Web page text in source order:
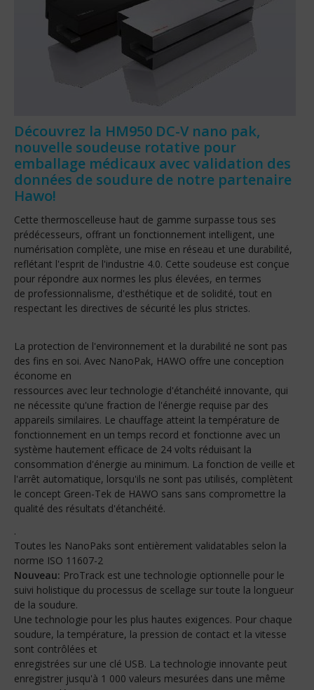
Découvrez la HM950 DC-V nano pak,
nouvelle soudeuse rotative pour
emballage médicaux avec validation des
données de soudure de notre partenaire
Hawo!
Cette thermoscelleuse haut de gamme surpasse tous ses
prédécesseurs, offrant un fonctionnement intelligent, une
numérisation complète, une mise en réseau et une durabilité,
reflétant l'esprit de l'industrie 4.0. Cette soudeuse est conçue
pour répondre aux normes les plus élevées, en termes
de professionnalisme, d'esthétique et de solidité, tout en
respectant les directives de sécurité les plus strictes.
La protection de l'environnement et la durabilité ne sont pas
des fins en soi. Avec NanoPak, HAWO offre une conception
économe en
ressources avec leur technologie d'étanchéité innovante, qui
ne nécessite qu'une fraction de l'énergie requise par des
appareils similaires. Le chauffage atteint la température de
fonctionnement en un temps record et fonctionne avec un
système hautement efficace de 24 volts réduisant la
consommation d'énergie au minimum. La fonction de veille et
l'arrêt automatique, lorsqu'ils ne sont pas utilisés, complètent
le concept Green-Tek de HAWO sans sans compromettre la
qualité des résultats d'étanchéité.
.
Toutes les NanoPaks sont entièrement validatables selon la
norme ISO 11607-2
Nouveau: ProTrack est une technologie optionnelle pour le
suivi holistique du processus de scellage sur toute la longueur
de la soudure.
Une technologie pour les plus hautes exigences. Pour chaque
soudure, la température, la pression de contact et la vitesse
sont contrôlées et
enregistrées sur une clé USB. La technologie innovante peut
enregistrer jusqu'à 1 000 valeurs mesurées dans une même